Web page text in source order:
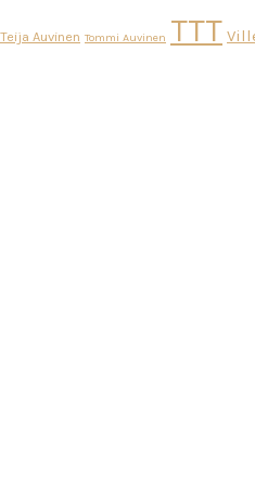
Teija Auvinen Tommi Auvinen TTT